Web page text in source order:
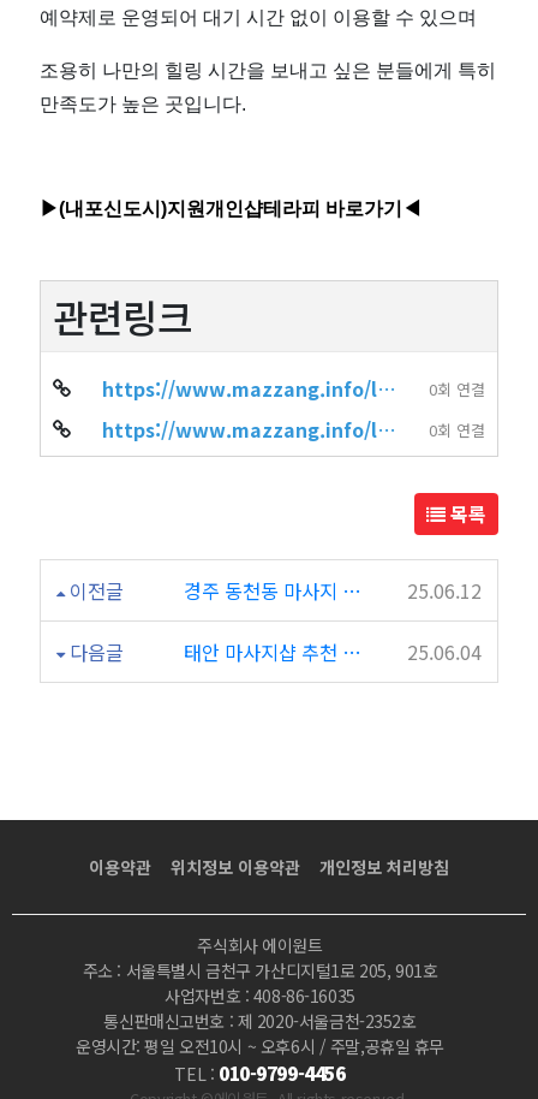
예약제로 운영되어 대기 시간 없이 이용할 수 있으며
조용히 나만의 힐링 시간을 보내고 싶은 분들에게 특히
만족도가 높은 곳입니다.
▶(내포신도시)지원개인샵테라피 바로가기◀
관련링크
https://www.mazzang.info/location_shop.php?sido=%EC%B6%A9%EB%82%A8&gug… 0회 연결
https://www.mazzang.info/location_shop.php?sido=%EC%B6%A9%EB%82%A8&gug… 0회 연결
목록
이전글 경주 동천동 마사지 태국마사지는 고민말고 여기로! 25.06.12
다음글 태안 마사지샵 추천 최저가 예약가능 BEST 7곳 25.06.04
이용약관 위치정보 이용약관 개인정보 처리방침
주식회사 에이원트
주소 : 서울특별시 금천구 가산디지털1로 205, 901호
사업자번호 : 408-86-16035
통신판매신고번호 : 제 2020-서울금천-2352호
운영시간: 평일 오전10시 ~ 오후6시 / 주말,공휴일 휴무
TEL : 010-9799-4456